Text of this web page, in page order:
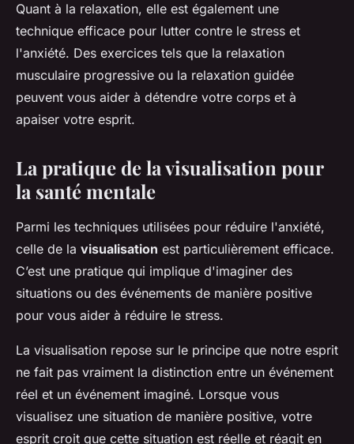
Quant à la relaxation, elle est également une
technique efficace pour lutter contre le stress et
l'anxiété. Des exercices tels que la relaxation
musculaire progressive ou la relaxation guidée
peuvent vous aider à détendre votre corps et à
apaiser votre esprit.
La pratique de la visualisation pour
la santé mentale
Parmi les techniques utilisées pour réduire l'anxiété,
celle de la visualisation est particulièrement efficace.
C’est une pratique qui implique d'imaginer des
situations ou des événements de manière positive
pour vous aider à réduire le stress.
La visualisation repose sur le principe que notre esprit
ne fait pas vraiment la distinction entre un événement
réel et un événement imaginé. Lorsque vous
visualisez une situation de manière positive, votre
esprit croit que cette situation est réelle et réagit en